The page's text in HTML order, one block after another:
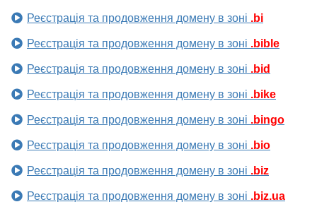
Реєстрація та продовження домену в зоні .bi
Реєстрація та продовження домену в зоні .bible
Реєстрація та продовження домену в зоні .bid
Реєстрація та продовження домену в зоні .bike
Реєстрація та продовження домену в зоні .bingo
Реєстрація та продовження домену в зоні .bio
Реєстрація та продовження домену в зоні .biz
Реєстрація та продовження домену в зоні .biz.ua